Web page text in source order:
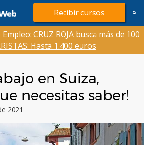
Recibir cursos
CRUZ ROJA busca más de 100
Hasta 1.400 euros
en Suiza,
necesitas saber!
2021